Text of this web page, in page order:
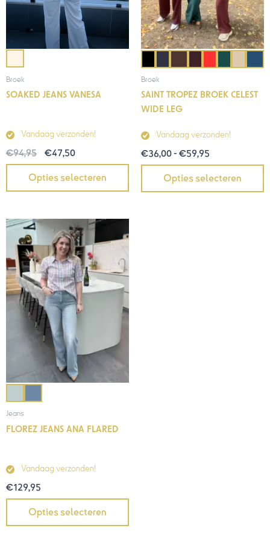
Broek
SOAKED JEANS VANESA
Vandaag verzonden!
€94,95 €47,50
Opties selecteren
Broek
SAINT TROPEZ BROEK CELEST
WIDE LEG
Vandaag verzonden!
€36,00- €59,95
Opties selecteren
Jeans
FLOREZ JEANS ANA FLARED
Vandaag verzonden!
€129,95
Opties selecteren